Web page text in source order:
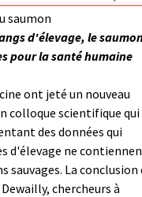
saumon
d'élevage, le
pour la santé humaine
ont jeté un nouveau
colloque scientifique qui
des données qui
d'élevage ne
sauvages. La conclusion
chercheurs à